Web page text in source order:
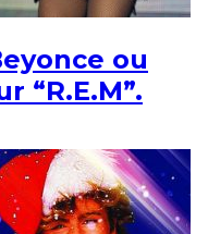
ou
“R.E.M”.